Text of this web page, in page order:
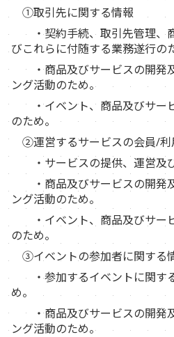
①取引先に関する情報
・契約手続、取引先管理、
びこれらに付随する業務遂行の
・商品及びサービスの開発
ング活動のため。
・イベント、商品及びサー
のため。
②運営するサービスの会員/利
・サービスの提供、運営及び
・商品及びサービスの開発
ング活動のため。
・イベント、商品及びサー
のため。
③イベントの参加者に関する
・参加するイベントに関す
め。
・商品及びサービスの開発
ング活動のため。